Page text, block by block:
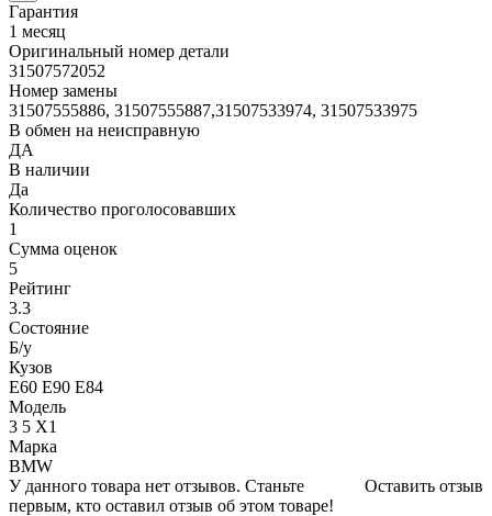
Гарантия
1 месяц
Оригинальный номер детали
31507572052
Номер замены
31507555886, 31507555887,31507533974, 31507533975
В обмен на неисправную
ДА
В наличии
Да
Количество проголосовавших
1
Сумма оценок
5
Рейтинг
3.3
Состояние
Б/y
Кузов
E60 E90 E84
Модель
3 5 X1
Марка
BMW
Оставить отзыв
У данного товара нет отзывов. Станьте
первым, кто оставил отзыв об этом товаре!